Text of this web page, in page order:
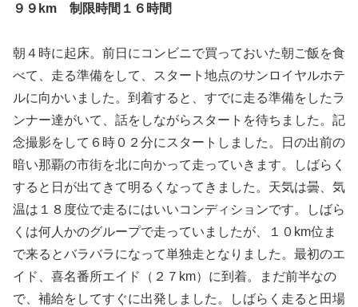
９９km 制限時間１６時間
朝４時に起床。前日にコンビニで買っておいた朝ご飯を食
べて、走る準備をして、スタート地点のサンロイヤルホテ
ルに向かいました。到着すると、すでに走る準備をしたラ
ンナー達がいて、話をしながらスタートを待ちました。記
念撮影をして６時０２分にスタートしました。日の出前の
暗い那覇の市街を北に向かって走っていきます。しばらく
すると日が出てきて明るくなってきました。天気は曇、気
温は１８度位で走るにはいいコンディションです。しばら
くは何人かのグループで走っていましたが、１０km位ま
で来るとバラバラになって単独走となりました。最初のエ
イド、喜名番所エイド（２７km）に到着。まだ前半なの
で、補給をしてすぐに出発しました。しばらく走ると田場